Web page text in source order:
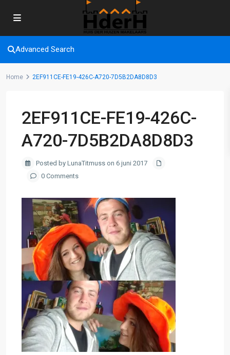
Advanced Search
Home 2EF911CE-FE19-426C-A720-7D5B2DA8D8D3
2EF911CE-FE19-426C-
A720-7D5B2DA8D8D3
Posted by LunaTitmuss on 6 juni 2017
0 Comments